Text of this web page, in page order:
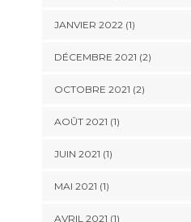
JANVIER 2022(1)
DÉCEMBRE 2021 (2)
OCTOBRE 2021 (2)
AOÛT 2021 (1)
JUIN 2021 (1)
MAI 2021 (1)
AVRIL 2021 (1)